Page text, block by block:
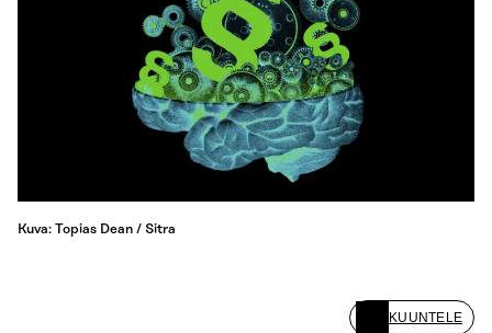
Kuva: Topias Dean / Sitra
KUUNTELE